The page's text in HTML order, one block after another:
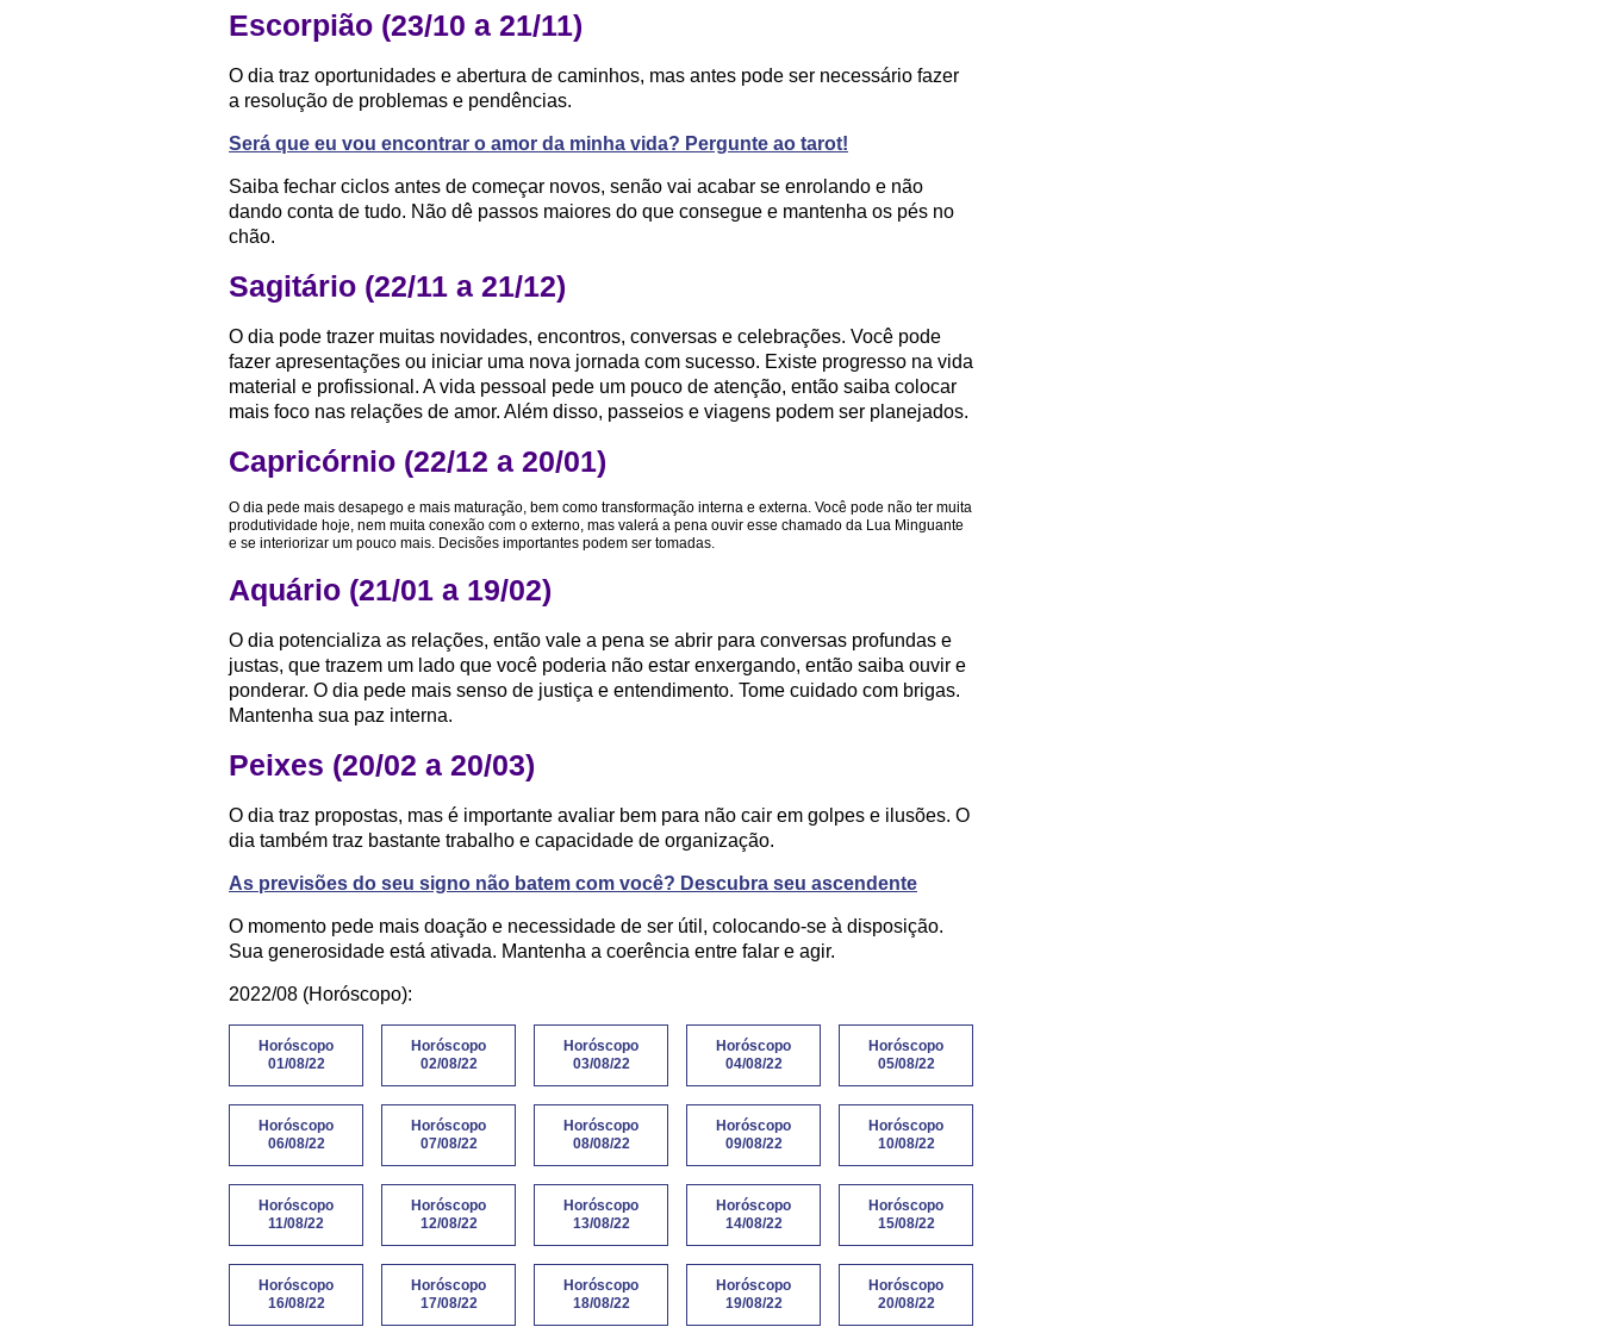
Escorpião (23/10 a 21/11)
O dia traz oportunidades e abertura de caminhos, mas antes pode ser necessário fazer
a resolução de problemas e pendências.
Será que eu vou encontrar o amor da minha vida? Pergunte ao tarot!
Saiba fechar ciclos antes de começar novos, senão vai acabar se enrolando e não
dando conta de tudo. Não dê passos maiores do que consegue e mantenha os pés no
chão.
Sagitário (22/11 a 21/12)
O dia pode trazer muitas novidades, encontros, conversas e celebrações. Você pode
fazer apresentações ou iniciar uma nova jornada com sucesso. Existe progresso na vida
material e profissional. A vida pessoal pede um pouco de atenção, então saiba colocar
mais foco nas relações de amor. Além disso, passeios e viagens podem ser planejados.
Capricórnio (22/12 a 20/01)
O dia pede mais desapego e mais maturação, bem como transformação interna e externa. Você pode não ter muita
produtividade hoje, nem muita conexão com o externo, mas valerá a pena ouvir esse chamado da Lua Minguante
e se interiorizar um pouco mais. Decisões importantes podem ser tomadas.
Aquário (21/01 a 19/02)
O dia potencializa as relações, então vale a pena se abrir para conversas profundas e
justas, que trazem um lado que você poderia não estar enxergando, então saiba ouvir e
ponderar. O dia pede mais senso de justiça e entendimento. Tome cuidado com brigas.
Mantenha sua paz interna.
Peixes (20/02 a 20/03)
O dia traz propostas, mas é importante avaliar bem para não cair em golpes e ilusões. O
dia também traz bastante trabalho e capacidade de organização.
As previsões do seu signo não batem com você? Descubra seu ascendente
O momento pede mais doação e necessidade de ser útil, colocando-se à disposição.
Sua generosidade está ativada. Mantenha a coerência entre falar e agir.
2022/08 (Horóscopo):
Horóscopo
01/08/22
Horóscopo
02/08/22
Horóscopo
03/08/22
Horóscopo
04/08/22
Horóscopo
05/08/22
Horóscopo
06/08/22
Horóscopo
07/08/22
Horóscopo
08/08/22
Horóscopo
09/08/22
Horóscopo
10/08/22
Horóscopo
11/08/22
Horóscopo
12/08/22
Horóscopo
13/08/22
Horóscopo
14/08/22
Horóscopo
15/08/22
Horóscopo
16/08/22
Horóscopo
17/08/22
Horóscopo
18/08/22
Horóscopo
19/08/22
Horóscopo
20/08/22